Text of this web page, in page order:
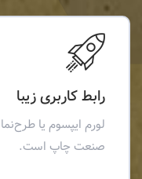
رابط کاربری زیبا
لورم ایپسوم یا
صنعت چاپ است.